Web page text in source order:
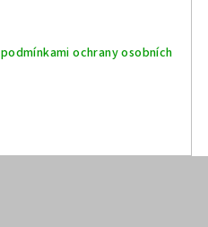
podmínkami ochrany osobních